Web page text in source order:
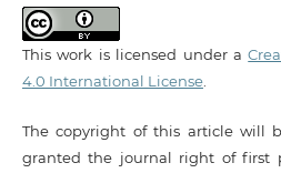
This work is licensed under a
4.0 International License.
The copyright of this article will
granted the journal right of first